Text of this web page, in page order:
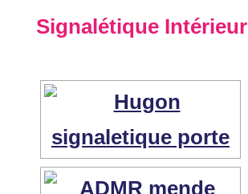
Signalétique Intérieur